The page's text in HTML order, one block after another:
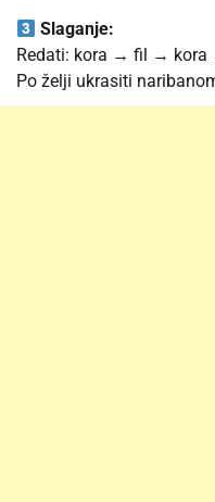
Slaganje:
Redati: kora → fil →
Po želji ukrasiti